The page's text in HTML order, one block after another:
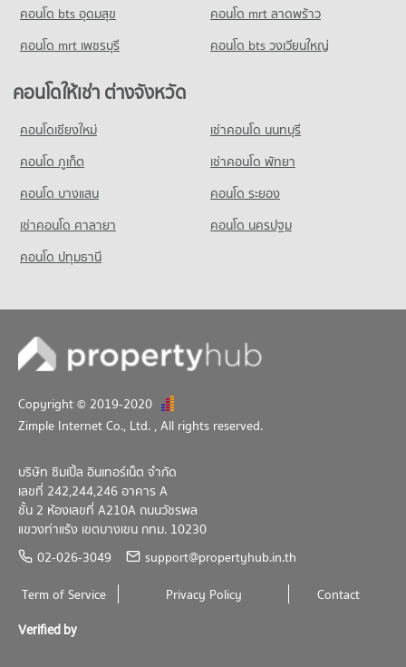
ขายคอนโด แม็คโคร จรัญสนิทวงศ์
มีคอนโดขาย 76 ประกาศ
คอนโด ฟู๊ดแลนด์ จรัญสนิทวงศ์
104 โครงการ
คอนโดให้เช่า ฟู๊ดแลนด์ จรัญสนิทวงศ์
ขายคอนโด ฟู๊ดแลนด์ จรัญสนิทวงศ์
มีคอนโดขาย 41 ประกาศ
คอนโดให้เช่า บางลำภู(บางลำภู)
มีคอนโดให้เช่า 48 ประกาศ
มีคอนโดขาย 57 ประกาศ
คอนโด bts อุดมสุข
คอนโด mrt ลาดพร้าว
คอนโด mrt เพชรบุรี
คอนโด bts วงเวียนใหญ่
คอนโดให้เช่า ต่างจังหวัด
คอนโดเชียงใหม่
เช่าคอนโด นนทบุรี
คอนโด ภูเก็ต
เช่าคอนโด พัทยา
คอนโด บางแสน
คอนโด ระยอง
เช่าคอนโด ศาลายา
คอนโด นครปฐม
คอนโด ปทุมธานี
Copyright © 2019-2020
Zimple Internet Co., Ltd. , All rights reserved.
บริษัท ซิมเปิ้ล อินเทอร์เน็ต จำกัด
เลขที่ 242,244,246 อาคาร A
ชั้น 2 ห้องเลขที่ A210A ถนนวัชรพล
แขวงท่าแร้ง เขตบางเขน กทม. 10230
02-026-3049
support@propertyhub.in.th
Term of Service
Privacy Policy Contact
Verified by